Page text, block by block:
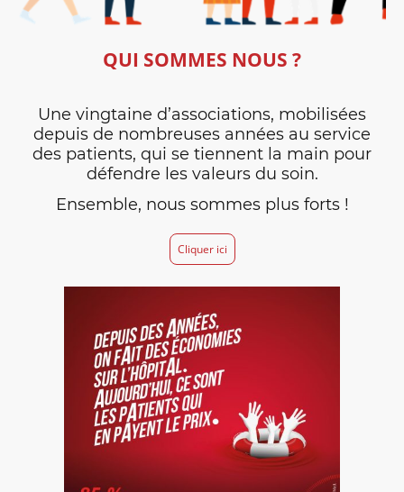
QUI SOMMES NOUS ?
Une vingtaine d’associations, mobilisées
depuis de nombreuses années au service
des patients, qui se tiennent la main pour
défendre les valeurs du soin.
Ensemble, nous sommes plus forts !
Cliquer ici